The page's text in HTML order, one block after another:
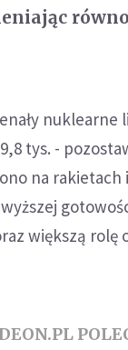
nuklearne
tys. -
na rakietach
większą